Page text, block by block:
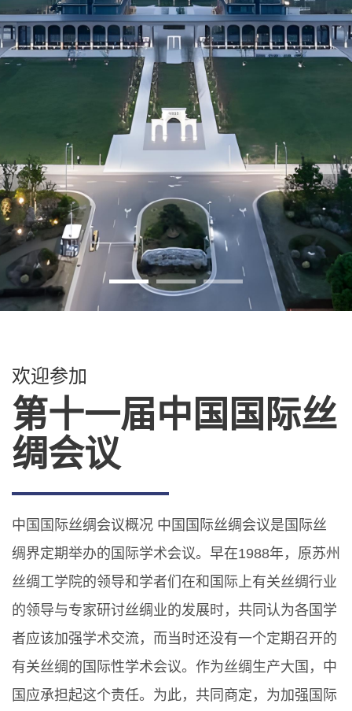
欢迎参加
第十一届中国国际丝
绸会议
中国国际丝绸会议概况 中国国际丝绸会议是国际丝
绸界定期举办的国际学术会议。早在1988年，原苏州
丝绸工学院的领导和学者们在和国际上有关丝绸行业
的领导与专家研讨丝绸业的发展时，共同认为各国学
者应该加强学术交流，而当时还没有一个定期召开的
有关丝绸的国际性学术会议。作为丝绸生产大国，中
国应承担起这个责任。为此，共同商定，为加强国际